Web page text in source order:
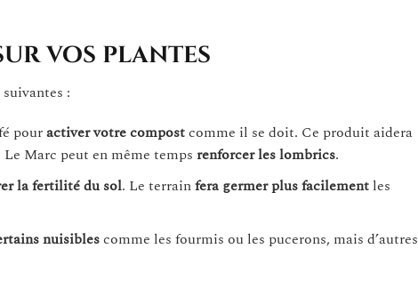
vos plantes
:
pouractiver votre compostcomme il se doit. Ce produit aidera
Marc peut en même temps renforcer les lombrics.
la fertilité du sol. Le terrainfera germer plus facilementles
nuisiblescomme les fourmis ou les pucerons, mais d’autres